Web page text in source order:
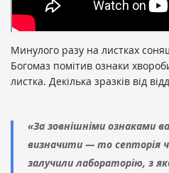
Минулого разу на листках
Богомаз помітив ознаки
листка. Декілька зразків від
«За зовнішніми ознаками
визначити — то септорія
залучили лабораторію, з